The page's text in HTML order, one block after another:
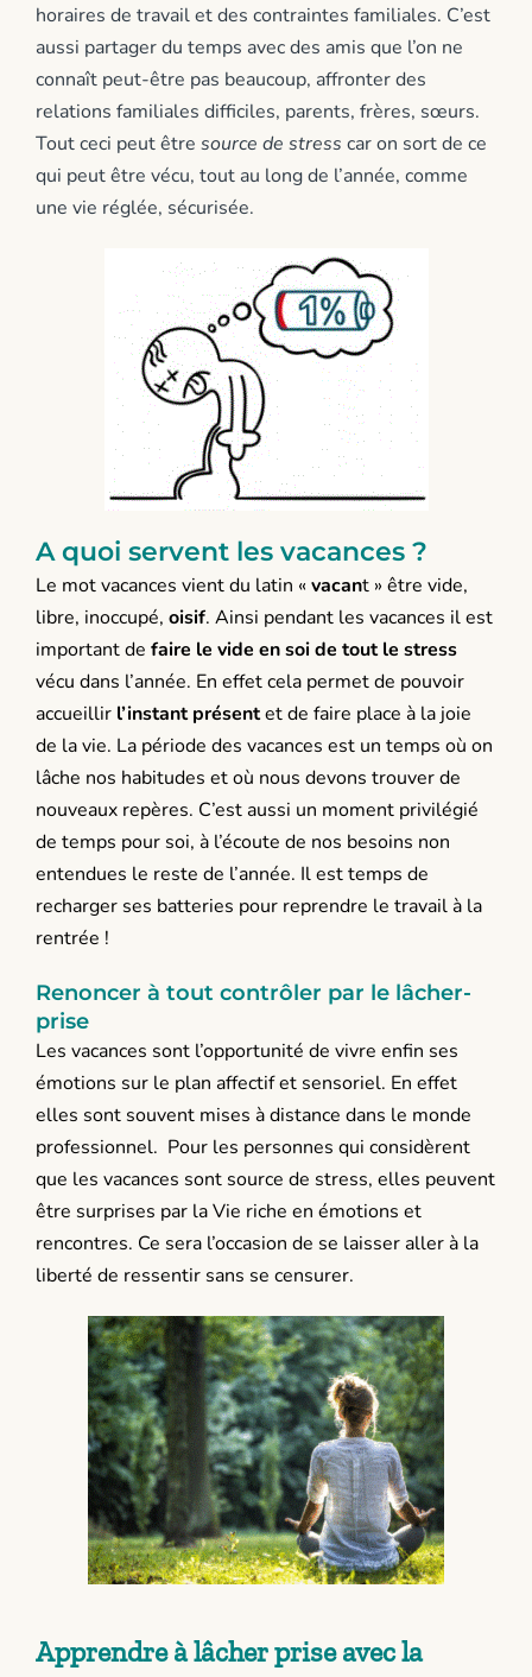
horaires de travail et des contraintes familiales. C’est
aussi partager du temps avec des amis que l’on ne
connaît peut-être pas beaucoup, affronter des
relations familiales difficiles, parents, frères, sœurs.
Tout ceci peut être source de stress car on sort de ce
qui peut être vécu, tout au long de l’année, comme
une vie réglée, sécurisée.
A quoi servent les vacances ?
Le mot vacances vient du latin « vacant » être vide,
libre, inoccupé, oisif. Ainsi pendant les vacances il est
important de faire le vide en soi de tout le stress
vécu dans l’année. En effet cela permet de pouvoir
accueillir l’instant présentet de faire place à la joie
de la vie. La période des vacances est un temps où on
lâche nos habitudes et où nous devons trouver de
nouveaux repères. C’est aussi un moment privilégié
de temps pour soi, à l’écoute de nos besoins non
entendues le reste de l’année. Il est temps de
recharger ses batteries pour reprendre le travail à la
rentrée !
Renoncer à tout contrôler par le lâcher-
prise
Les vacances sont l’opportunité de vivre enfin ses
émotions sur le plan affectif et sensoriel. En effet
elles sont souvent mises à distance dans le monde
professionnel. Pour les personnes qui considèrent
que les vacances sont source de stress, elles peuvent
être surprises par la Vie riche en émotions et
rencontres. Ce sera l’occasion de se laisser aller à la
liberté de ressentir sans se censurer.
Apprendre à lâcher prise avec la